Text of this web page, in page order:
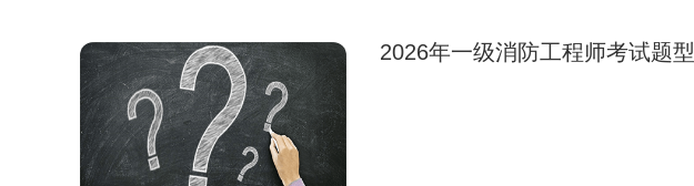
2026年一级消防工程师考试题型